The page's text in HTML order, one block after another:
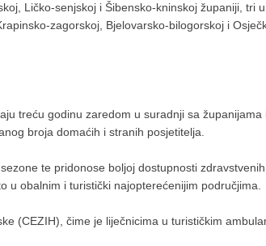
Ličko-senjskoj i Šibensko-kninskoj županiji, tri u
zagorskoj, Bjelovarsko-bilogorskoj i
treću godinu zaredom u suradnji sa županijama
broja domaćih i stranih posjetitelja.
te pridonose boljoj dostupnosti
u obalnim i turistički najopterećenijim područjima.
(CEZIH), čime je liječnicima u turističkim